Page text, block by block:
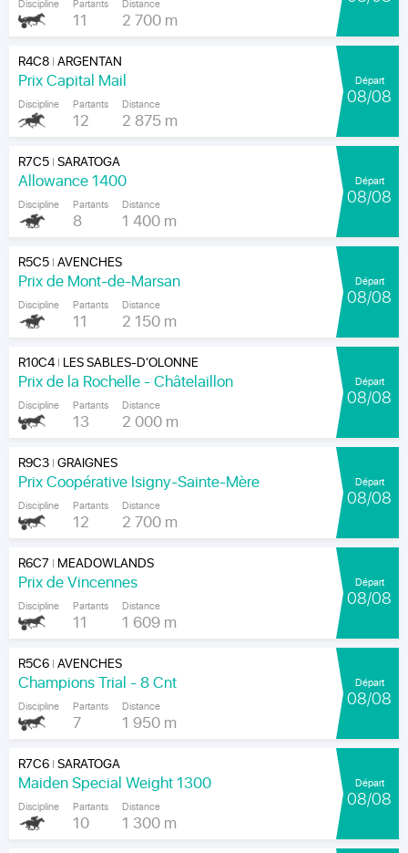
Discipline Partants
11
Distance
2 700 m
R4C8|ARGENTAN
Prix Capital Mail
Discipline Partants
12
Distance
2 875 m
Départ
08/08
R7C5|SARATOGA
Allowance 1400
Discipline Partants
8
Distance
1 400 m
Départ
08/08
R5C5|AVENCHES
Prix de Mont-de-Marsan
Discipline Partants
11
Distance
2 150 m
Départ
08/08
R10C4| LES SABLES-D'OLONNE
Prix de la Rochelle - Châtelaillon
Discipline Partants
13
Distance
2 000 m
Départ
08/08
R9C3|GRAIGNES
Prix Coopérative Isigny-Sainte-Mère
Discipline Partants
12
Distance
2 700 m
Départ
08/08
R6C7 | MEADOWLANDS
Prix de Vincennes
Discipline Partants
11
Distance
1 609 m
Départ
08/08
R5C6|AVENCHES
Champions Trial - 8 Cnt
Discipline Partants
7
Distance
1 950 m
Départ
08/08
R7C6|SARATOGA
Maiden Special Weight 1300
Discipline Partants
10
Distance
1 300 m
Départ
08/08